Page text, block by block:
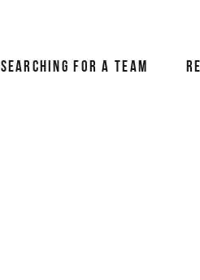
SEARCHING FOR A TEAM